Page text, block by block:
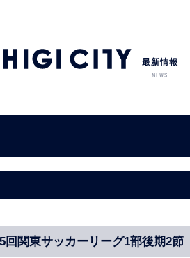
最新情報
NEWS
回関東サッカーリーグ1部後期2